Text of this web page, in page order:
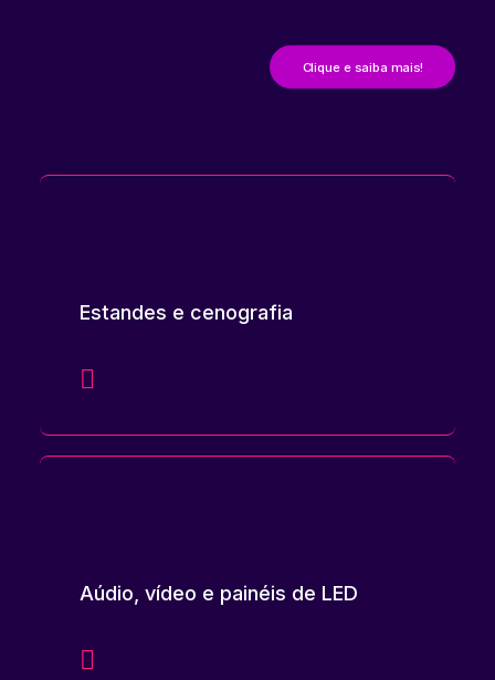
Clique e saiba mais!
Estandes e cenografia
Aúdio, vídeo e painéis de LED